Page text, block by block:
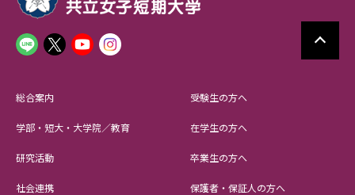
総合案内
学部・短大・大学院／教育
研究活動
社会連携
受験生の方へ
在学生の方へ
卒業生の方へ
保護者・保証人の方へ